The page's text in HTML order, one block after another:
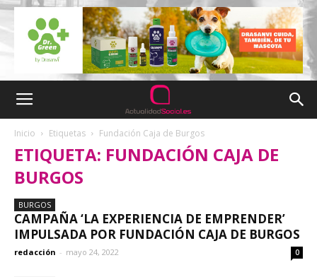
Inicio Etiquetas Fundación Caja de Burgos
ETIQUETA: FUNDACIÓN CAJA DE
BURGOS
BURGOS
CAMPAÑA ‘LA EXPERIENCIA DE EMPRENDER’
IMPULSADA POR FUNDACIÓN CAJA DE BURGOS
redacción - mayo 24, 2022 0